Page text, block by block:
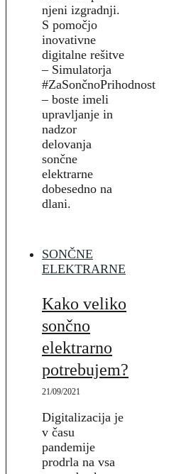
njeni izgradnji.
S pomočjo
inovativne
digitalne rešitve
– Simulatorja
#ZaSončnoPrihodnost
– boste imeli
upravljanje in
nadzor
delovanja
sončne
elektrarne
dobesedno na
dlani.
SONČNE
ELEKTRARNE
Kako veliko
sončno
elektrarno
potrebujem?
21/09/2021
Digitalizacija je
v času
pandemije
prodrla na vsa